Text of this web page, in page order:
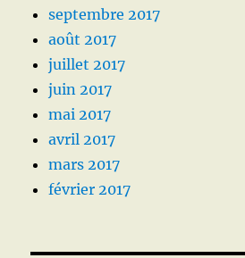
septembre 2017
août 2017
juillet 2017
juin 2017
mai 2017
avril 2017
mars 2017
février 2017